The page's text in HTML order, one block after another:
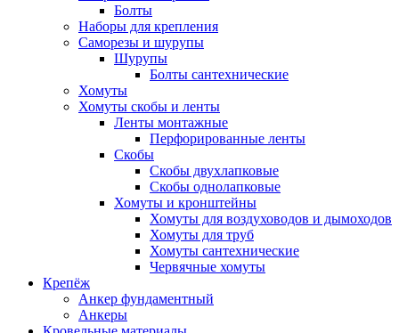
Болты
Наборы для крепления
Саморезы и шурупы
Шурупы
Болты сантехнические
Хомуты
Хомуты скобы и ленты
Ленты монтажные
Перфорированные ленты
Скобы
Скобы двухлапковые
Скобы однолапковые
Хомуты и кронштейны
Хомуты для воздуховодов и дымоходов
Хомуты для труб
Хомуты сантехнические
Червячные хомуты
Крепёж
Анкер фундаментный
Анкеры